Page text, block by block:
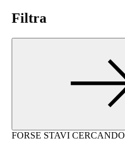
Filtra
FORSE STAVI CERCANDO